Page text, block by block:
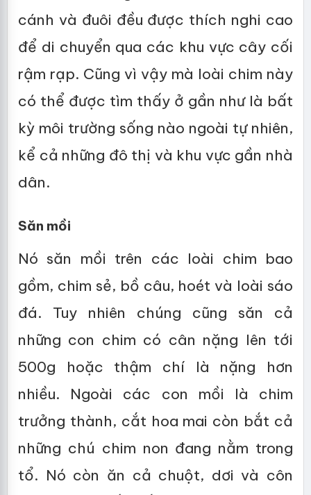
cánh và đuôi đều được thích nghi cao
để di chuyển qua các khu vực cây cối
rậm rạp. Cũng vì vậy mà loài chim này
có thể được tìm thấy ở gần như là bất
kỳ môi trường sống nào ngoài tự nhiên,
kể cả những đô thị và khu vực gần nhà
dân.
Săn mồi
Nó săn mồi trên các loài chim bao
gồm, chim sẻ, bồ câu, hoét và loài sáo
đá. Tuy nhiên chúng cũng săn cả
những con chim có cân nặng lên tới
500g hoặc thậm chí là nặng hơn
nhiều. Ngoài các con mồi là chim
trưởng thành, cắt hoa mai còn bắt cả
những chú chim non đang nằm trong
tổ. Nó còn ăn cả chuột, dơi và côn